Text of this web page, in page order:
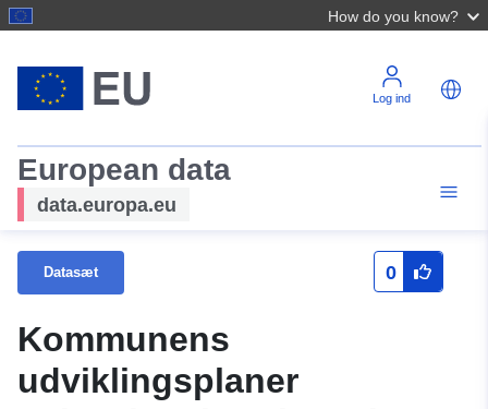
How do you know?
Log ind
European data
data.europa.eu
Datasæt 0
Kommunens
udviklingsplaner